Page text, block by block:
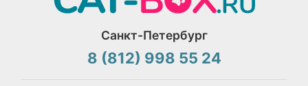
Санкт-Петербург
8 (812) 998 55 24